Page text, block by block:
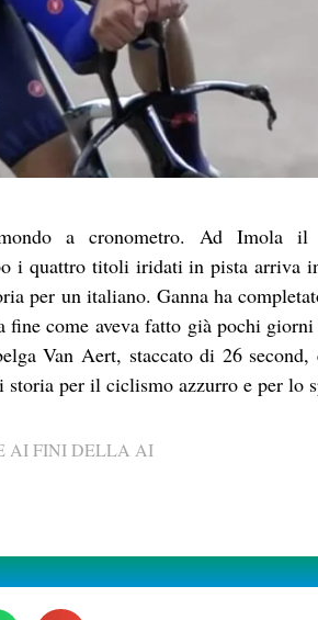
a cronometro. Ad Imola il
i quattro titoli iridati in pista arriva
per un italiano. Ganna ha
fine come aveva fatto già pochi
Van Aert, staccato di 26
storia per il ciclismo azzurro e per lo
AI FINI DELLA AI